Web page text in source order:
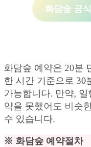
화담숲 공
화담숲 예약은 20분
한 시간 기준으로 30
가능합니다. 만약, 일
약을 못했어도 비슷
수 있습니다.
※ 화담숲 예약절차